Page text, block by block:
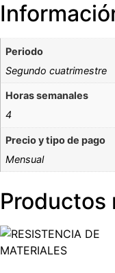
Periodo
Segundo cuatrimestre
Horas semanales
4
Precio y tipo de pago
Mensual
Productos